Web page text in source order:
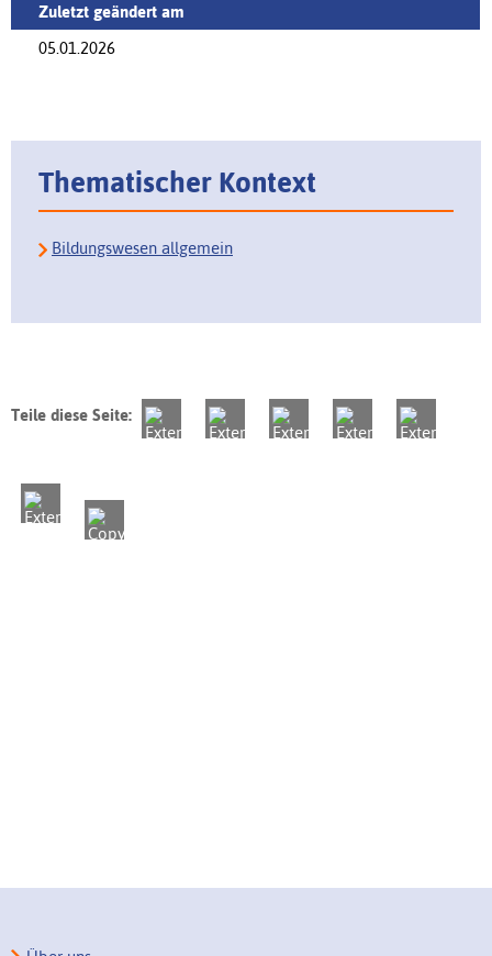
Zuletzt geändert am
05.01.2026
Thematischer Kontext
Bildungswesen allgemein
Teile diese Seite: